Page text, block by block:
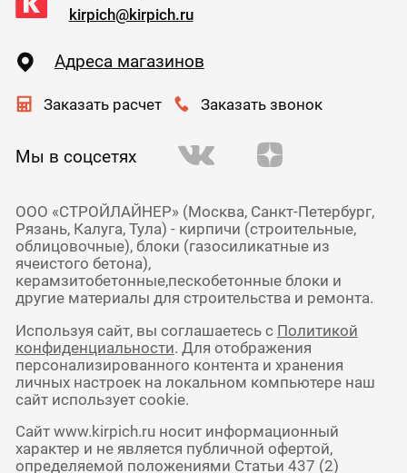
kirpich@kirpich.ru
Адреса магазинов
Заказать расчет Заказать звонок
Мы в соцсетях
ООО «СТРОЙЛАЙНЕР» (Москва, Санкт-Петербург,
Рязань, Калуга, Тула) - кирпичи (строительные,
облицовочные), блоки (газосиликатные из
ячеистого бетона),
керамзитобетонные,пескобетонные блоки и
другие материалы для строительства и ремонта.
Используя сайт, вы соглашаетесь с Политикой
конфиденциальности. Для отображения
персонализированного контента и хранения
личных настроек на локальном компьютере наш
сайт использует cookie.
Сайт www.kirpich.ru носит информационный
характер и не является публичной офертой,
определяемой положениями Статьи 437 (2)